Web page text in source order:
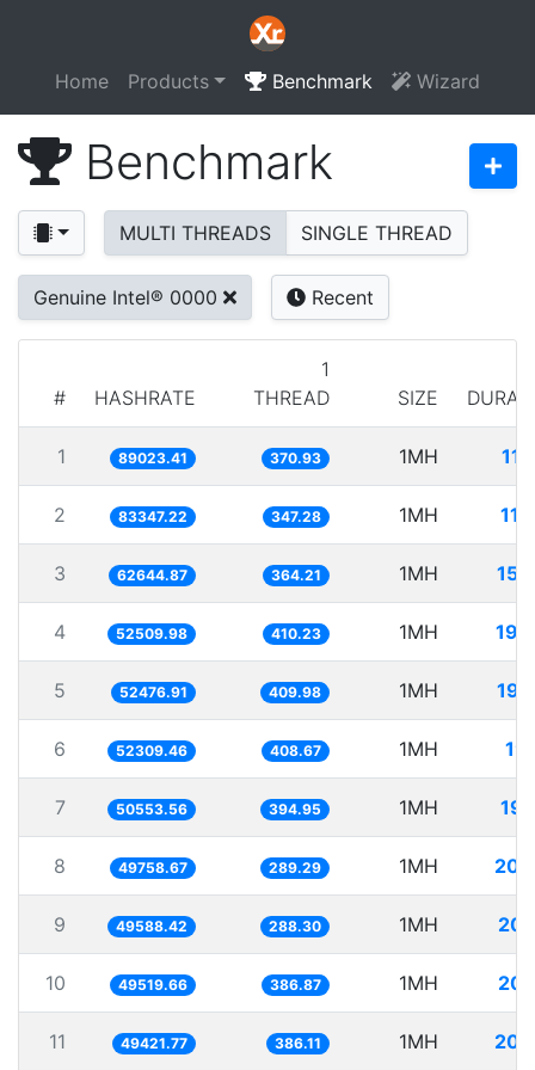
Home Products Benchmark Wizard
Benchmark
MULTI THREADS SINGLE THREAD
Genuine Intel® 0000 Recent
# HASHRATE
1
THREAD
SIZE
1 89023.41 370.93 1MH
2 83347.22 347.28 1MH
3 62644.87 364.21 1MH
4 52509.98 410.23 1MH
5 52476.91 409.98 1MH
6 52309.46 408.67 1MH
7 50553.56 394.95 1MH
8 49758.67 289.29 1MH
9 49588.42 288.30 1MH
10 49519.66 386.87 1MH
11 49421.77 386.11 1MH